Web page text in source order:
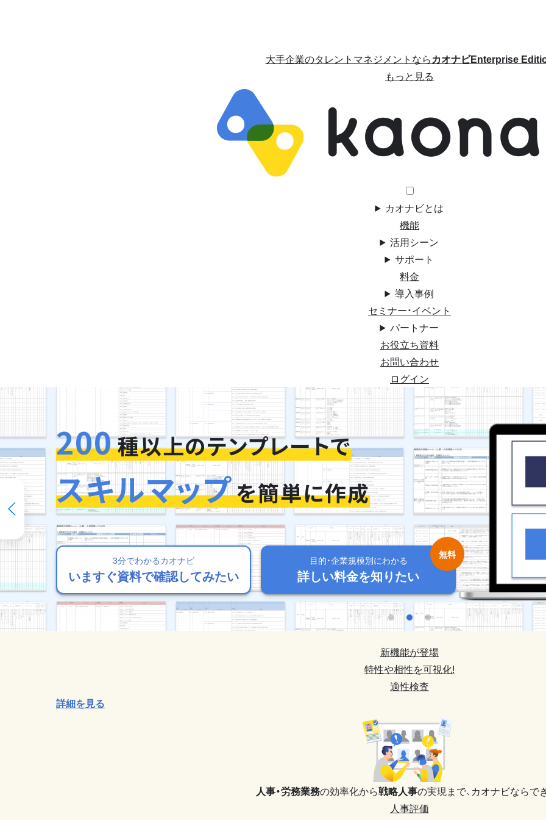
大手企業のタレントマネジメントならカオナビEnterprise
もっと見る
カオナビとは
機能
活用シーン
サポート
料金
導入事例
セミナー・イベント
パートナー
お役立ち資料
お問い合わせ
ログイン
3分でわかるカオナビ
いますぐ資料で確認してみたい
目的・企業規模別にわかる
詳しい料金を知りたい
3分でわかるカオナビ
いますぐ資料で確認してみたい
目的・企業規模別にわかる
詳しい料金を知りたい
200種以上のテンプレートで
スキルマップを簡単に作成
3分でわかるカオナビ
いますぐ資料で確認してみたい
目的・企業規模別にわかる
詳しい料金を知りたい
3分でわかるカオナビ
いますぐ資料で確認してみたい
目的・企業規模別にわかる
詳しい料金を知りたい
3分でわかるカオナビ
いますぐ資料で確認してみたい
目的・企業規模別にわかる
詳しい料金を知りたい
新機能が登場
特性や相性を可視化!
適性検査
詳細を見る
人事・労務業務の効率化から戦略人事の実現まで、 カオナビならで
人事評価